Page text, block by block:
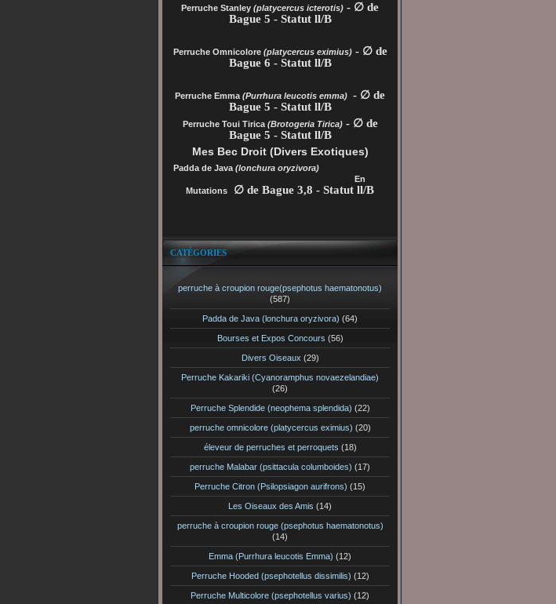
Perruche Stanley (platycercus icterotis) - ∅ de
Bague 5 - Statut ll/B
Perruche Omnicolore (platycercus eximius)- ∅ de
Bague 6 - Statut ll/B
Perruche Emma (Purrhura leucotis emma) - ∅ de
Bague 5 - Statut ll/B
Perruche Toui Tirica (Brotogeria Tirica)- ∅ de
Bague 5 - Statut ll/B
Mes Bec Droit (Divers Exotiques)
Padda de Java(lonchura oryzivora)
En
Mutations
∅ de Bague 3,8 - Statut ll/B
CATÉGORIES
perruche à croupion rouge(psephotus haematonotus)
(587)
Padda de Java (lonchura oryzivora) (64)
Bourses et Expos Concours (56)
Divers Oiseaux (29)
Perruche Kakariki (Cyanoramphus novaezelandiae)
(26)
Perruche Splendide (neophema splendida) (22)
perruche omnicolore (platycercus eximius) (20)
éleveur de perruches et perroquets (18)
perruche Malabar (psittacula columboides) (17)
Perruche Citron (Psilopsiagon aurifrons) (15)
Les Oiseaux des Amis (14)
perruche à croupion rouge (psephotus haematonotus)
(14)
Emma (Purrhura leucotis Emma) (12)
Perruche Hooded (psephotellus dissimilis) (12)
Perruche Multicolore (psephotellus varius) (12)